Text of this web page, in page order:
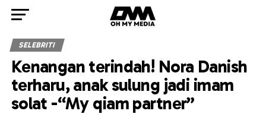
SELEBRITI
Kenangan terindah! Nora Danish
terharu, anak sulung jadi imam
solat -“My qiam partner”